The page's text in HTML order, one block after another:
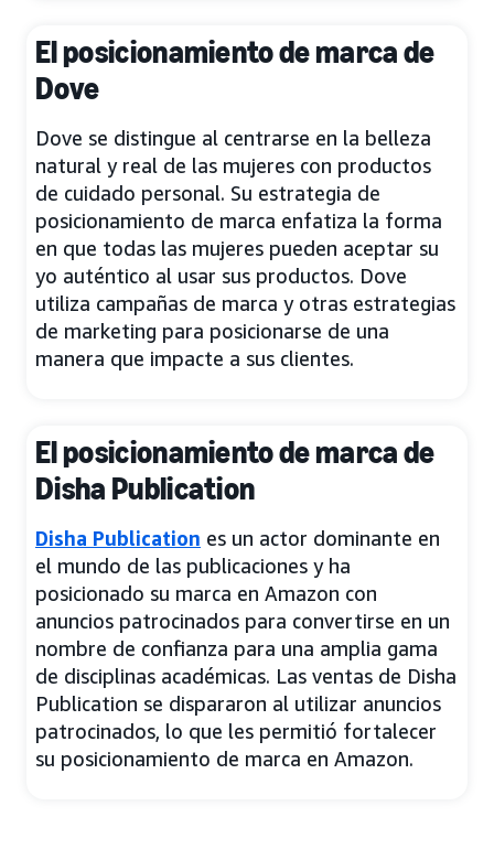
El posicionamiento de marca de
Dove
Dove se distingue al centrarse en la belleza
natural y real de las mujeres con productos
de cuidado personal. Su estrategia de
posicionamiento de marca enfatiza la forma
en que todas las mujeres pueden aceptar su
yo auténtico al usar sus productos. Dove
utiliza campañas de marca y otras estrategias
de marketing para posicionarse de una
manera que impacte a sus clientes.
El posicionamiento de marca de
Disha Publication
Disha Publication es un actor dominante en
el mundo de las publicaciones y ha
posicionado su marca en Amazon con
anuncios patrocinados para convertirse en un
nombre de confianza para una amplia gama
de disciplinas académicas. Las ventas de Disha
Publication se dispararon al utilizar anuncios
patrocinados, lo que les permitió fortalecer
su posicionamiento de marca en Amazon.